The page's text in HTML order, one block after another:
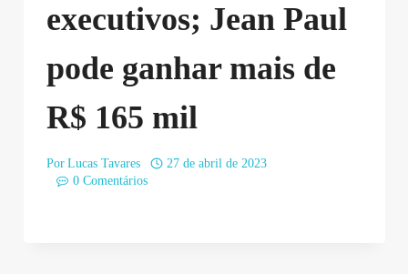
executivos; Jean Paul
pode ganhar mais de
R$ 165 mil
Por Lucas Tavares
27 de abril de 2023
0 Comentários